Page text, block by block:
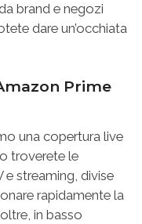
brand e negozi
dare un’occhiata
Prime
una copertura live
troverete le
e streaming, divise
rapidamente la
in basso